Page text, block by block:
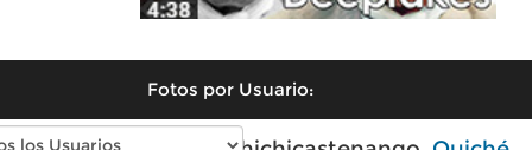
Fotos por Usuario: